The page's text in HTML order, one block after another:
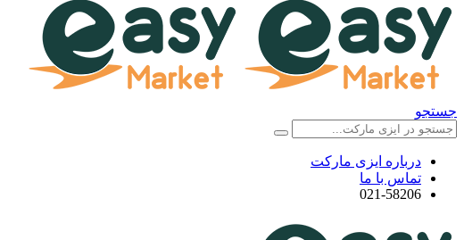
جستجو
درباره ایزی مارکت
تماس با ما
021-58206